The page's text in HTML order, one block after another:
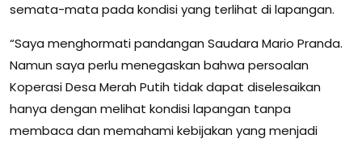
semata-mata pada kondisi yang terlihat di lapangan.
“Saya menghormati pandangan Saudara Mario Pranda.
Namun saya perlu menegaskan bahwa persoalan
Koperasi Desa Merah Putih tidak dapat diselesaikan
hanya dengan melihat kondisi lapangan tanpa
membaca dan memahami kebijakan yang menjadi